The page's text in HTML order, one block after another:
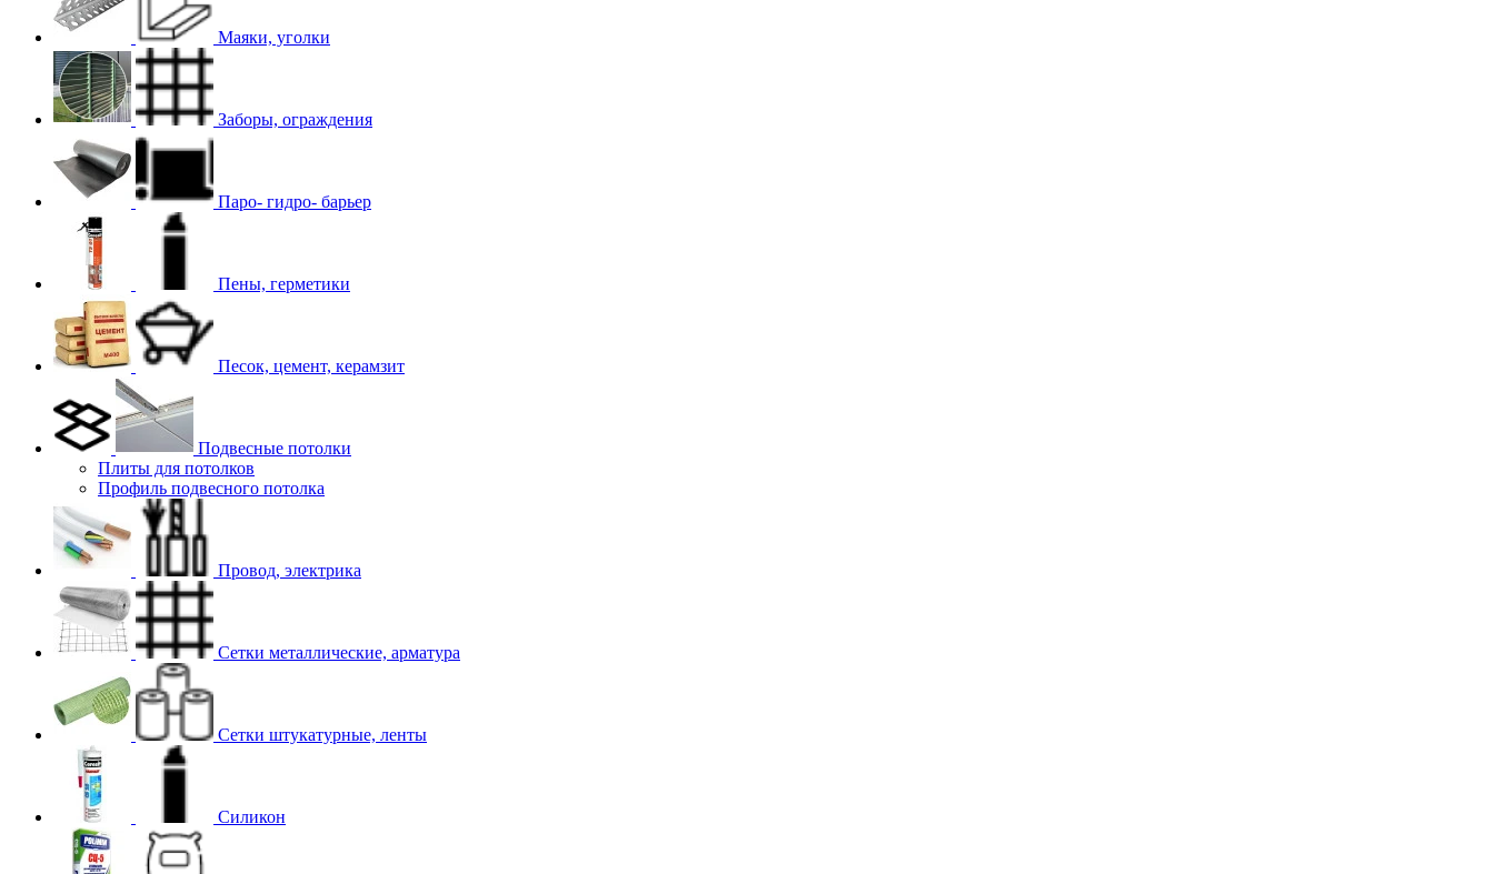
Маяки, уголки
Заборы, ограждения
Паро- гидро- барьер
Пены, герметики
Песок, цемент, керамзит
Подвесные потолки
Плиты для потолков
Профиль подвесного потолка
Провод, электрика
Сетки металлические, арматура
Сетки штукатурные, ленты
Силикон